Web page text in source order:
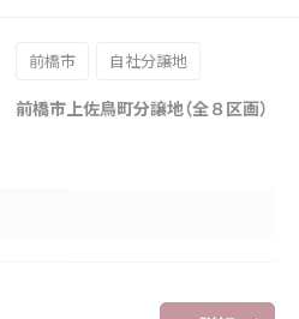
前橋市 自社分譲地
前橋市上佐鳥町分譲地（全８区画）